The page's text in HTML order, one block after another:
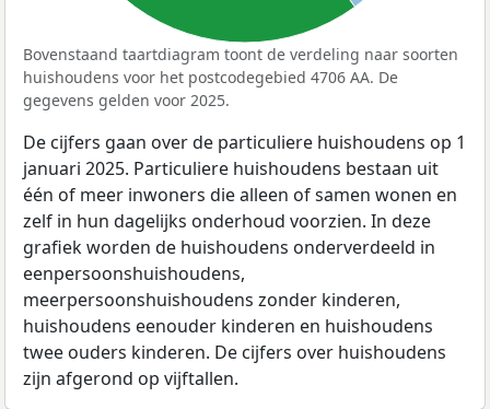
Bovenstaand taartdiagram toont de verdeling naar soorten
huishoudens voor het postcodegebied 4706 AA. De
gegevens gelden voor 2025.
De cijfers gaan over de particuliere huishoudens op 1
januari 2025. Particuliere huishoudens bestaan uit
één of meer inwoners die alleen of samen wonen en
zelf in hun dagelijks onderhoud voorzien. In deze
grafiek worden de huishoudens onderverdeeld in
eenpersoonshuishoudens,
meerpersoonshuishoudens zonder kinderen,
huishoudens eenouder kinderen en huishoudens
twee ouders kinderen. De cijfers over huishoudens
zijn afgerond op vijftallen.